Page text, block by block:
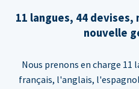
11 langues, 44
nouvelle
Nous prenons en charge
français, l'anglais,